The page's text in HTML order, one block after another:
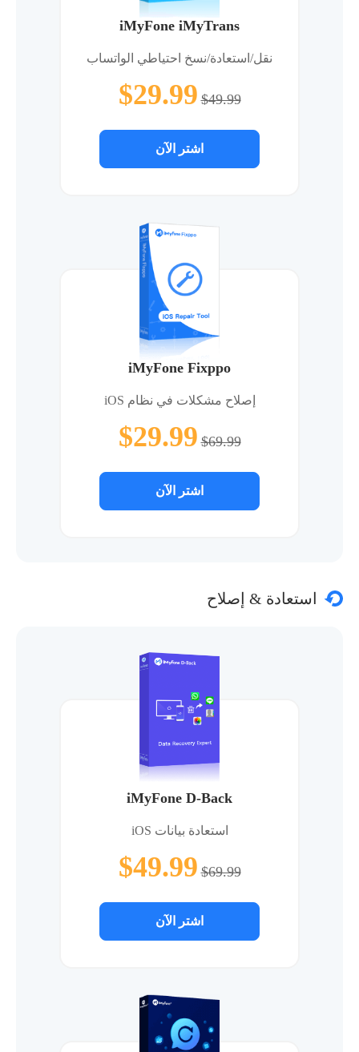
iMyFone iMyTrans
نقل/استعادة/نسخ احتياطي الواتساب
$29.99 $49.99
اشتر الآن
iMyFone Fixppo
إصلاح مشكلات في نظام iOS
$29.99 $69.99
اشتر الآن
استعادة & إصلاح
iMyFone D-Back
استعادة بيانات iOS
$49.99 $69.99
اشتر الآن